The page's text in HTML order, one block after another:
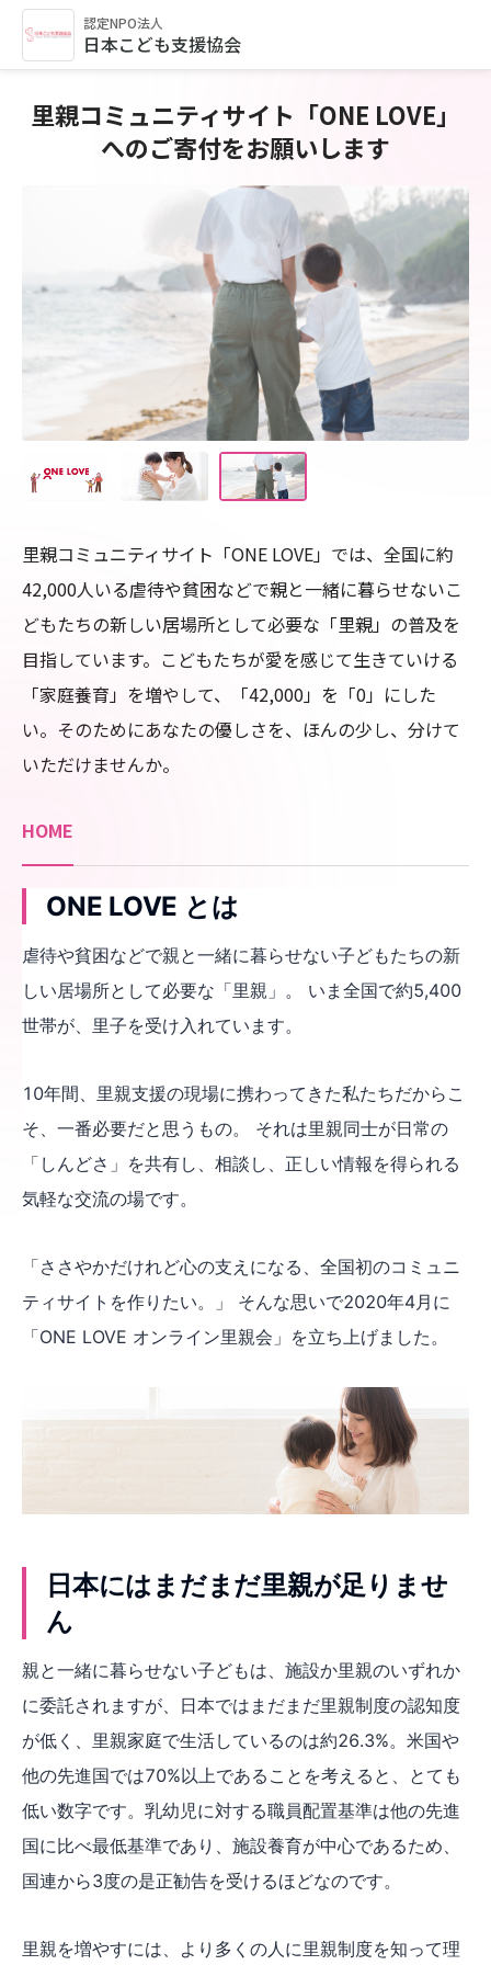
認定NPO法人
日本こども支援協会
里親コミュニティサイト「ONE LOVE」
へのご寄付をお願いします
里親コミュニティサイト「ONE LOVE」では、全国に約
42,000人いる虐待や貧困などで親と一緒に暮らせないこ
どもたちの新しい居場所として必要な「里親」の普及を
目指しています。こどもたちが愛を感じて生きていける
「家庭養育」を増やして、「42,000」を「0」にした
い。そのためにあなたの優しさを、ほんの少し、分けて
いただけませんか。
HOME
ONE LOVE とは
虐待や貧困などで親と一緒に暮らせない子どもたちの新
しい居場所として必要な「里親」。 いま全国で約5,400
世帯が、里子を受け入れています。
10年間、里親支援の現場に携わってきた私たちだからこ
そ、一番必要だと思うもの。 それは里親同士が日常の
「しんどさ」を共有し、相談し、正しい情報を得られる
気軽な交流の場です。
「ささやかだけれど心の支えになる、全国初のコミュニ
ティサイトを作りたい。」 そんな思いで2020年4月に
「ONE LOVE オンライン里親会」を立ち上げました。
日本にはまだまだ里親が足りませ
ん
親と⼀緒に暮らせない子どもは、施設か里親のいずれか
に委託されますが、日本ではまだまだ里親制度の認知度
が低く、里親家庭で生活しているのは約26.3%。米国や
他の先進国では70%以上であることを考えると、とても
低い数字です。乳幼児に対する職員配置基準は他の先進
国に比べ最低基準であり、施設養育が中心であるため、
国連から3度の是正勧告を受けるほどなのです。
里親を増やすには、より多くの人に里親制度を知って理